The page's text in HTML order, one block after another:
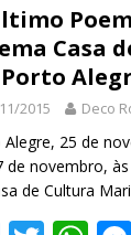
b
o
o
k
er s
A
p
p
Casa
2015 Deco
Alegre, 25 de
de novembro,
de Cultura